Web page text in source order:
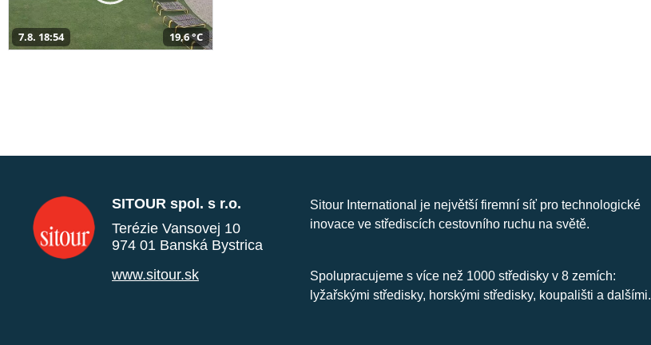
7.8. 18:54 19,6 °C
SITOUR spol. s r.o.
Terézie Vansovej 10
974 01 Banská Bystrica
www.sitour.sk
Sitour International je největší firemní síť pro technologické
inovace ve střediscích cestovního ruchu na světě.
Spolupracujeme s více než 1000 středisky v 8 zemích:
lyžařskými středisky, horskými středisky, koupališti a dalšími.